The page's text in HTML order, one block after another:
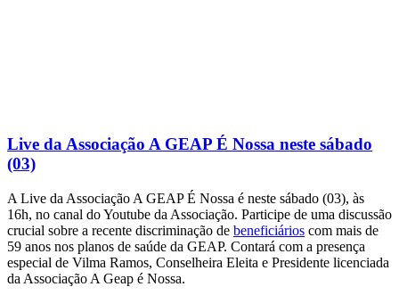
Live da Associação A GEAP É Nossa neste sábado
(03)
A Live da Associação A GEAP É Nossa é neste sábado (03), às
16h, no canal do Youtube da Associação. Participe de uma discussão
crucial sobre a recente discriminação de beneficiários com mais de
59 anos nos planos de saúde da GEAP. Contará com a presença
especial de Vilma Ramos, Conselheira Eleita e Presidente licenciada
da Associação A Geap é Nossa.